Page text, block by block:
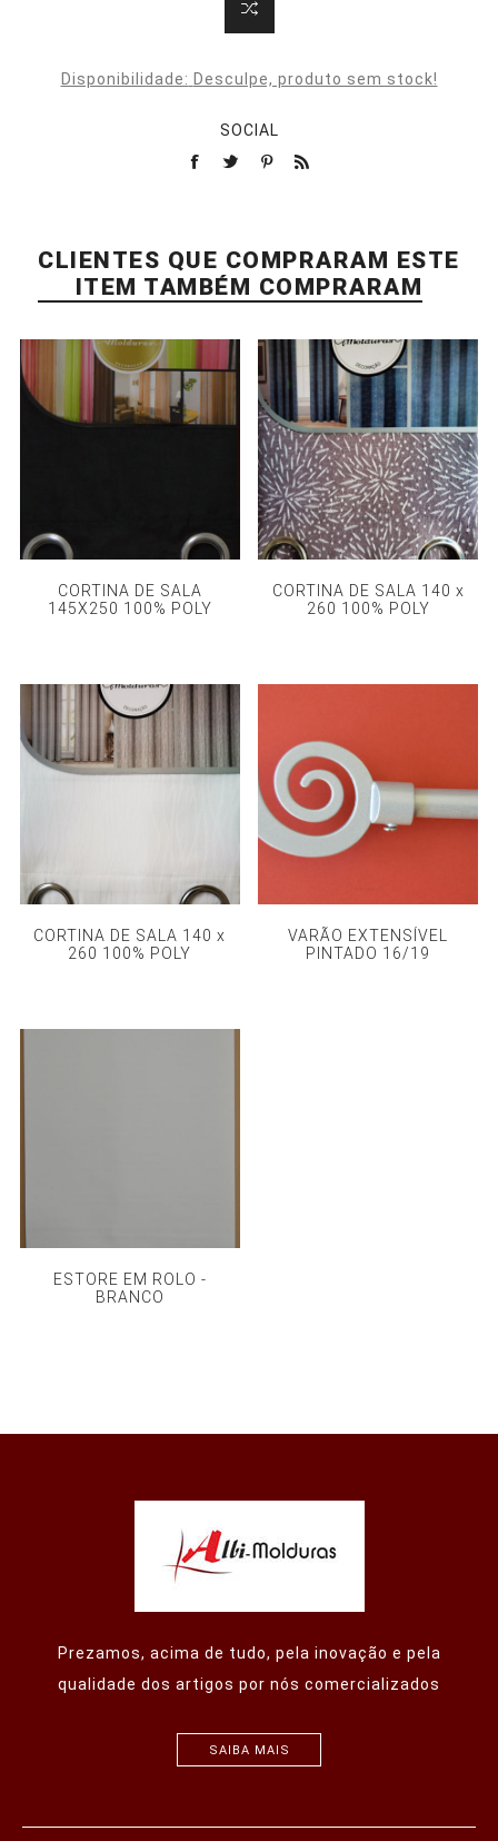
Disponibilidade: Desculpe, produto sem stock!
SOCIAL
CLIENTES QUE COMPRARAM ESTE
ITEM TAMBÉM COMPRARAM
CORTINA DE SALA
145X250 100% POLY
CORTINA DE SALA 140 x
260 100% POLY
CORTINA DE SALA 140 x
260 100% POLY
VARÃO EXTENSÍVEL
PINTADO 16/19
ESTORE EM ROLO -
BRANCO
Prezamos, acima de tudo, pela inovação e pela
qualidade dos artigos por nós comercializados
SAIBA MAIS